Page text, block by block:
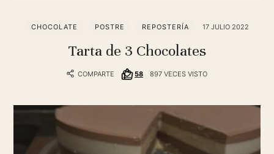
CHOCOLATE POSTRE REPOSTERÍA 17 JULIO 2022
Tarta de 3 Chocolates
COMPARTE 58 897 VECES VISTO